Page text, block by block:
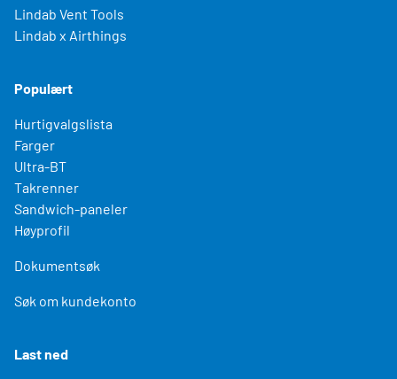
Lindab Vent Tools
Lindab x Airthings
Populært
Hurtigvalgslista
Farger
Ultra-BT
Takrenner
Sandwich-paneler
Høyprofil
Dokumentsøk
Søk om kundekonto
Last ned